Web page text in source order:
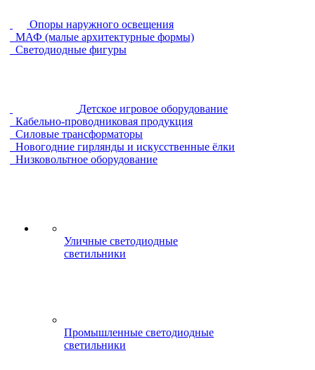
Опоры наружного освещения
МАФ (малые архитектурные формы)
Светодиодные фигуры
Детское игровое оборудование
Кабельно-проводниковая продукция
Силовые трансформаторы
Новогодние гирлянды и искусственные ёлки
Низковольтное оборудование
Уличные светодиодные
светильники
Промышленные светодиодные
светильники